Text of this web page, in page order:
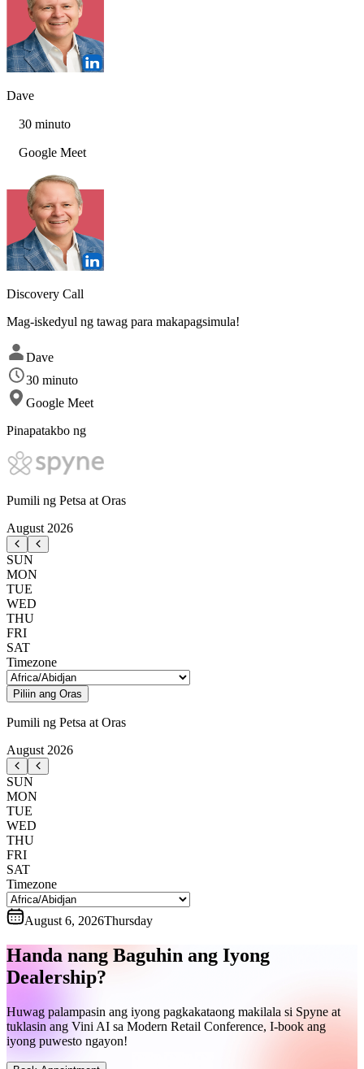
Dave
30 minuto
Google Meet
Discovery Call
Mag-iskedyul ng tawag para makapagsimula!
Dave
30 minuto
Google Meet
Pinapatakbo ng
Pumili ng Petsa at Oras
August 2026
SUN
MON
TUE
WED
THU
FRI
SAT
Timezone
Piliin ang Oras
Pumili ng Petsa at Oras
August 2026
SUN
MON
TUE
WED
THU
FRI
SAT
Timezone
August 6, 2026Thursday
Handa nang Baguhin ang Iyong
Dealership?
Huwag palampasin ang iyong pagkakataong makilala si Spyne at
tuklasin ang Vini AI sa Modern Retail Conference, I-book ang
iyong puwesto ngayon!